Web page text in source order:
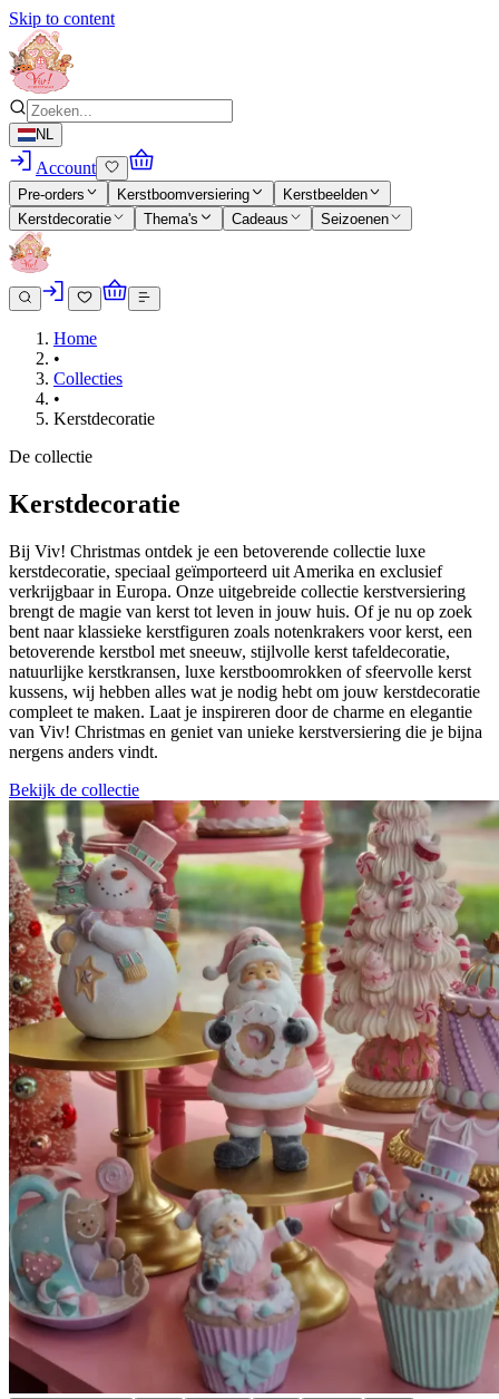
Skip to content
NL
Account
Pre-orders Kerstboomversiering
Kerstbeelden
Kerstdecoratie
Thema's Cadeaus Seizoenen
Home
•
Collecties
•
Kerstdecoratie
De collectie
Kerstdecoratie
Bij Viv! Christmas ontdek je een betoverende collectie luxe
kerstdecoratie, speciaal geïmporteerd uit Amerika en exclusief
verkrijgbaar in Europa. Onze uitgebreide collectie kerstversiering
brengt de magie van kerst tot leven in jouw huis. Of je nu op zoek
bent naar klassieke kerstfiguren zoals notenkrakers voor kerst, een
betoverende kerstbol met sneeuw, stijlvolle kerst tafeldecoratie,
natuurlijke kerstkransen, luxe kerstboomrokken of sfeervolle kerst
kussens, wij hebben alles wat je nodig hebt om jouw kerstdecoratie
compleet te maken. Laat je inspireren door de charme en elegantie
van Viv! Christmas en geniet van unieke kerstversiering die je bijna
nergens anders vindt.
Bekijk de collectie